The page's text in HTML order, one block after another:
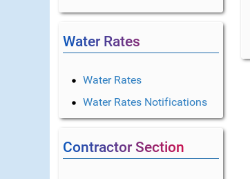
Water Rates
Water Rates
Water Rates Notifications
Contractor Section